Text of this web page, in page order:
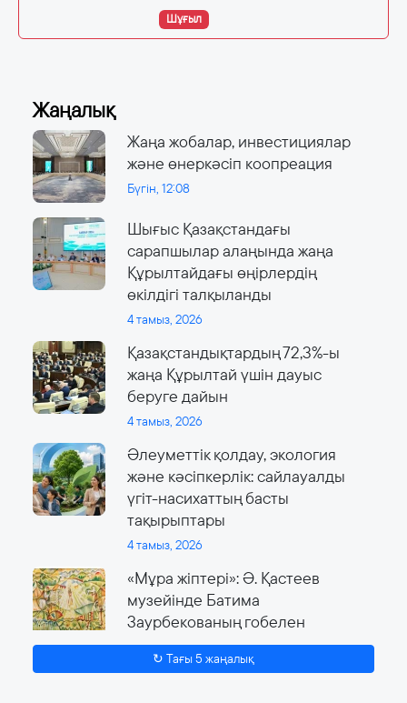
Шұғыл
Жаңалық
Жаңа жобалар, инвестициялар
және өнеркәсіп коопреация
Бүгін, 12:08
Шығыс Қазақстандағы
сарапшылар алаңында жаңа
Құрылтайдағы өңірлердің
өкілдігі талқыланды
4 тамыз, 2026
Қазақстандықтардың 72,3%-ы
жаңа Құрылтай үшін дауыс
беруге дайын
4 тамыз, 2026
Әлеуметтік қолдау, экология
және кәсіпкерлік: сайлауалды
үгіт-насихаттың басты
тақырыптары
4 тамыз, 2026
«Мұра жіптері»: Ә. Қастеев
музейінде Батима
Заурбекованың гобелен
өнеріне арналған ауқымды
көрме өтеді
↻ Тағы 5 жаңалық